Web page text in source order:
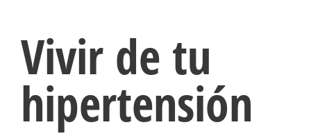
Vivir de tu
hipertensión